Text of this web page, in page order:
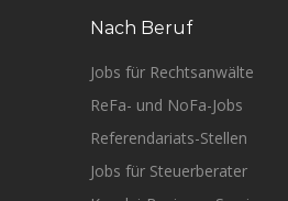
Nach Beruf
Jobs für Rechtsanwälte
ReFa- und NoFa-Jobs
Referendariats-Stellen
Jobs für Steuerberater